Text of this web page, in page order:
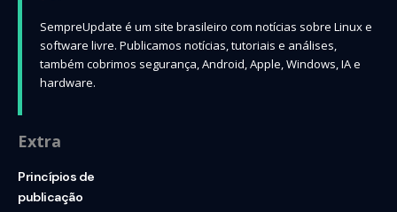
SempreUpdate é um site brasileiro com notícias sobre Linux e
software livre. Publicamos notícias, tutoriais e análises,
também cobrimos segurança, Android, Apple, Windows, IA e
hardware.
Extra
Princípios de
publicação